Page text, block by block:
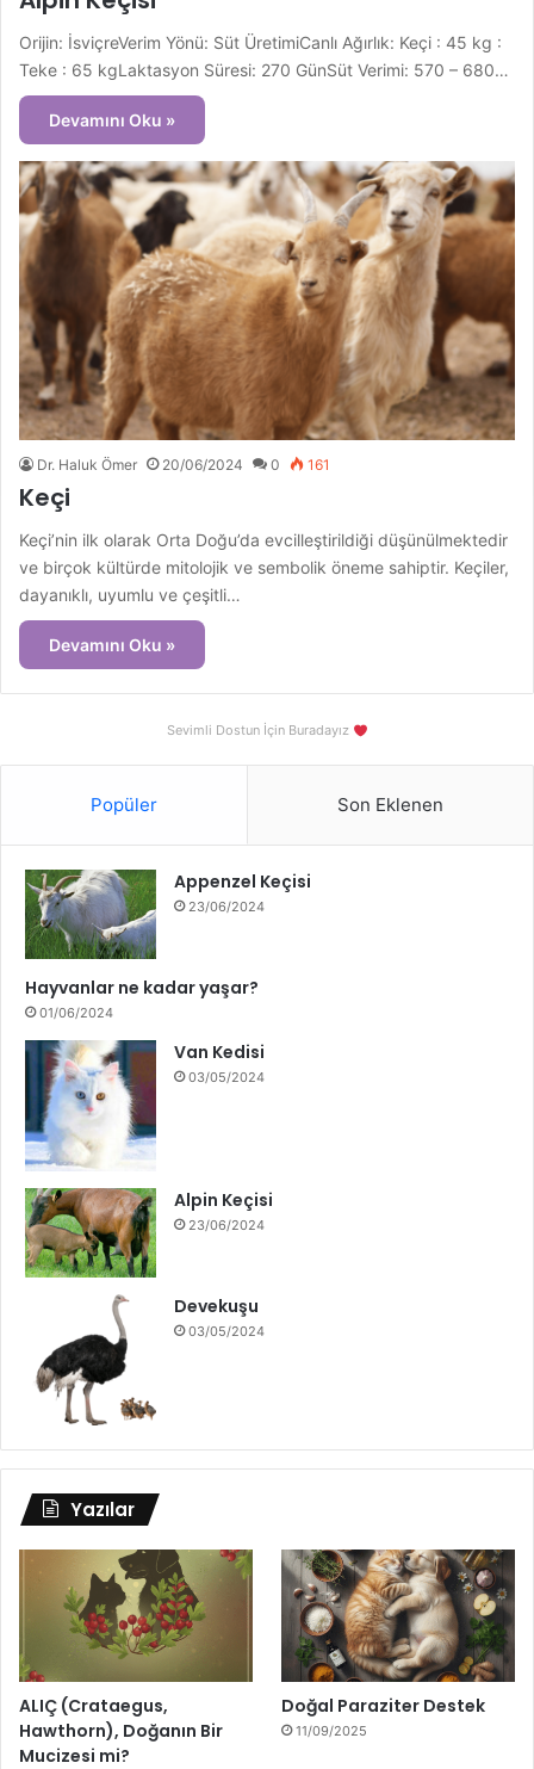
Orijin: İsviçreVerim Yönü: Süt ÜretimiCanlı Ağırlık: Keçi : 45 kg :
Teke : 65 kgLaktasyon Süresi: 270 GünSüt Verimi: 570 – 680…
Devamını Oku »
Dr. Haluk Ömer 20/06/2024 0 161
Keçi
Keçi’nin ilk olarak Orta Doğu’da evcilleştirildiği düşünülmektedir
ve birçok kültürde mitolojik ve sembolik öneme sahiptir. Keçiler,
dayanıklı, uyumlu ve çeşitli…
Devamını Oku »
Sevimli Dostun İçin Buradayız
Popüler Son Eklenen
Appenzel Keçisi
23/06/2024
Hayvanlar ne kadar yaşar?
01/06/2024
Van Kedisi
03/05/2024
Alpin Keçisi
23/06/2024
Devekuşu
03/05/2024
Yazılar
ALIÇ (Crataegus,
Hawthorn), Doğanın Bir
Mucizesi mi?
Doğal Paraziter Destek
11/09/2025